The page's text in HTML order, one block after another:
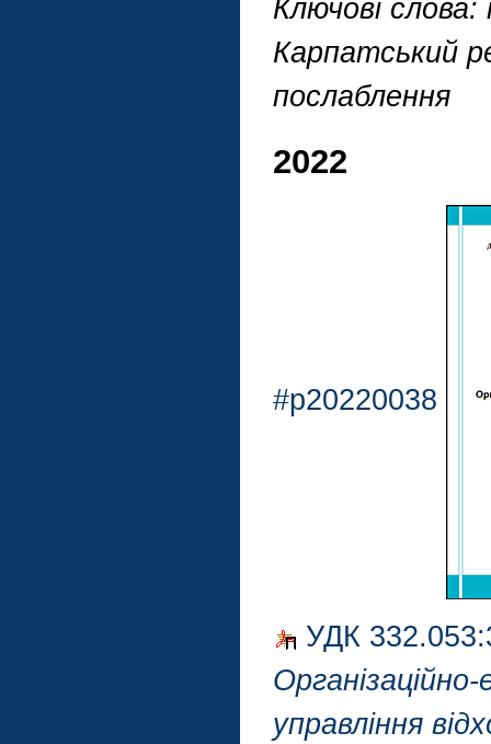
Ключові слова:
Карпатський
послаблення
2022
#p20220038
УДК
управління